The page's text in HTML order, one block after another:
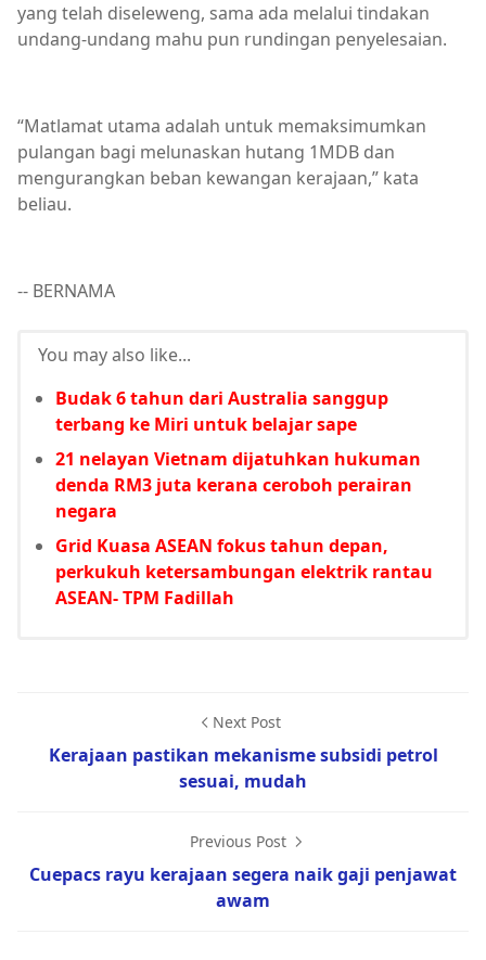
yang telah diseleweng, sama ada melalui tindakan
undang-undang mahu pun rundingan penyelesaian.
“Matlamat utama adalah untuk memaksimumkan
pulangan bagi melunaskan hutang 1MDB dan
mengurangkan beban kewangan kerajaan,” kata
beliau.
-- BERNAMA
You may also like...
Budak 6 tahun dari Australia sanggup
terbang ke Miri untuk belajar sape
21 nelayan Vietnam dijatuhkan hukuman
denda RM3 juta kerana ceroboh perairan
negara
Grid Kuasa ASEAN fokus tahun depan,
perkukuh ketersambungan elektrik rantau
ASEAN- TPM Fadillah
Next Post
Kerajaan pastikan mekanisme subsidi petrol
sesuai, mudah
Previous Post
Cuepacs rayu kerajaan segera naik gaji penjawat
awam